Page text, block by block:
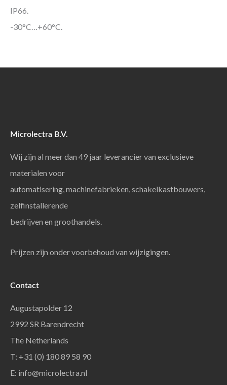
IP66.
-30°C…+60°C.
Microlectra B.V.
Wij zijn al meer dan 49 jaar leverancier van exclusieve
materialen voor
automatisering, machinefabrieken, schakelkastbouwers,
zelfinstallerende
bedrijven en groothandels.
Prijzen zijn onder voorbehoud van wijzigingen.
Contact
Augustapolder 12
2992 SR Barendrecht
The Netherlands
T: +31 (0) 180 89 58 90
E: info@microlectra.nl